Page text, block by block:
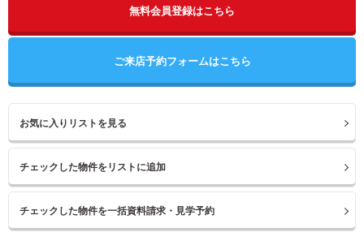
無料会員登録はこちら
ご来店予約フォームはこちら
お気に入りリストを見る